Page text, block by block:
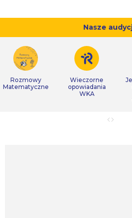
Nasze
Rozmowy
Matematyczne
Wieczorne
opowiadania
WKA